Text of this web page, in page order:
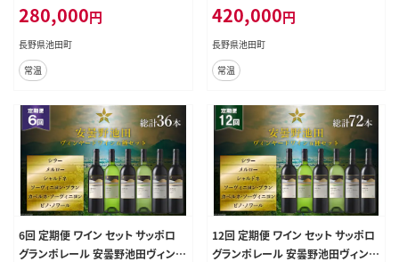
/ ナチュラルマルシェ ソヨソヨ / 長
野県 池田町 [48110863]
280,000円
長野県池田町
常温
野県 池田町 48110876] 赤 白 赤ワ
イン 白ワイン 辛口 シャルドネ
420,000円
長野県池田町
常温
6回 定期便 ワイン セット サッポロ
グランポレール 安曇野池田ヴィンヤ
12回 定期便 ワイン セット サッポロ
グランポレール 安曇野池田ヴィンヤ